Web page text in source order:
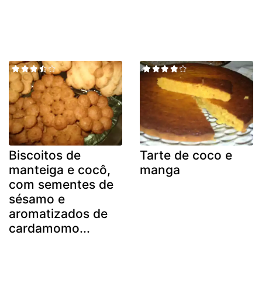
Biscoitos de
manteiga e cocô,
com sementes de
sésamo e
aromatizados de
cardamomo...
Tarte de coco e
manga